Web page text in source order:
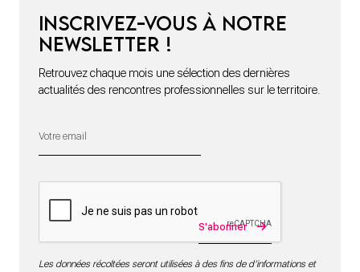
Inscrivez-vous à notre
newsletter !
Retrouvez chaque mois une sélection des dernières
actualités des rencontres professionnelles sur le territoire.
S'abonner
Les données récoltées seront utilisées à des fins de d’informations et